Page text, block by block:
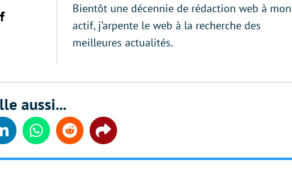
Bientôt une décennie de rédaction web à mon
actif, j’arpente le web à la recherche des
meilleures actualités.
aussi...
LinkedinWhatsappReddit Share